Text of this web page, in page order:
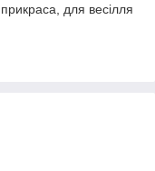
для весілля